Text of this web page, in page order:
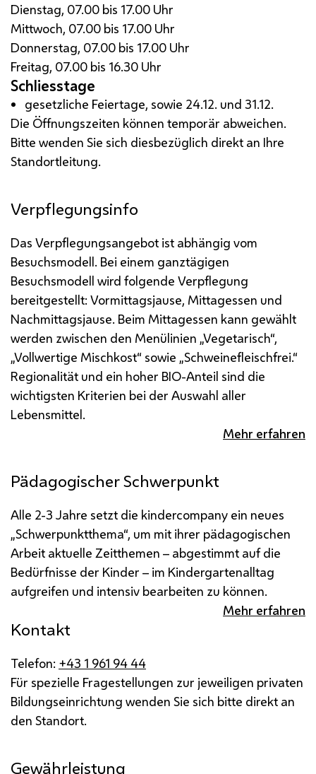
Dienstag, 07.00 bis 17.00 Uhr
Mittwoch, 07.00 bis 17.00 Uhr
Donnerstag, 07.00 bis 17.00 Uhr
Freitag, 07.00 bis 16.30 Uhr
Schliesstage
gesetzliche Feiertage, sowie 24.12. und 31.12.
Die Öffnungszeiten können temporär abweichen.
Bitte wenden Sie sich diesbezüglich direkt an Ihre
Standortleitung.
Verpflegungsinfo
Das Verpflegungsangebot ist abhängig vom
Besuchsmodell. Bei einem ganztägigen
Besuchsmodell wird folgende Verpflegung
bereitgestellt: Vormittagsjause, Mittagessen und
Nachmittagsjause. Beim Mittagessen kann gewählt
werden zwischen den Menülinien „Vegetarisch“,
„Vollwertige Mischkost“ sowie „Schweinefleischfrei.“
Regionalität und ein hoher BIO-Anteil sind die
wichtigsten Kriterien bei der Auswahl aller
Lebensmittel.
Mehr erfahren
Pädagogischer Schwerpunkt
Alle 2-3 Jahre setzt die kindercompany ein neues
„Schwerpunktthema“, um mit ihrer pädagogischen
Arbeit aktuelle Zeitthemen – abgestimmt auf die
Bedürfnisse der Kinder – im Kindergartenalltag
aufgreifen und intensiv bearbeiten zu können.
Mehr erfahren
Kontakt
Telefon: +43 1 961 94 44
Für spezielle Fragestellungen zur jeweiligen privaten
Bildungseinrichtung wenden Sie sich bitte direkt an
den Standort.
Gewährleistung